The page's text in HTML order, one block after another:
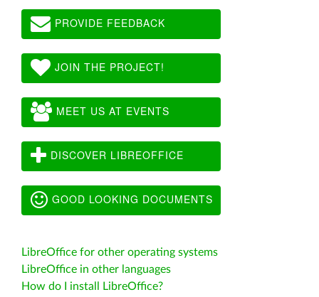
PROVIDE FEEDBACK
JOIN THE PROJECT!
MEET US AT EVENTS
DISCOVER LIBREOFFICE
GOOD LOOKING DOCUMENTS
LibreOffice for other operating systems
LibreOffice in other languages
How do I install LibreOffice?